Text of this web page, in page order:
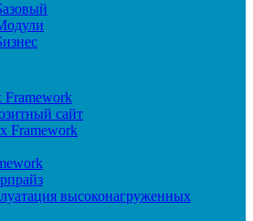
Framework
сайт
Framework
высоконагруженных